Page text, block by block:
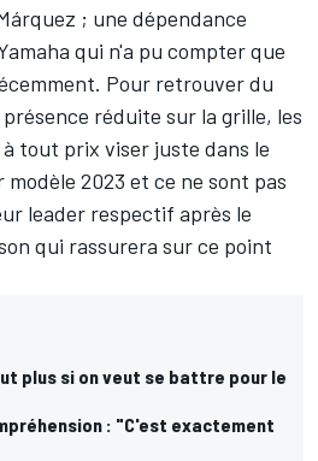
; une dépendance
qui n'a pu compter que
Pour retrouver du
réduite sur la grille, les
tout prix viser juste dans le
2023 et ce ne sont pas
leader respectif après le
qui rassurera sur ce point
plus si on veut se battre pour le
: "C'est exactement